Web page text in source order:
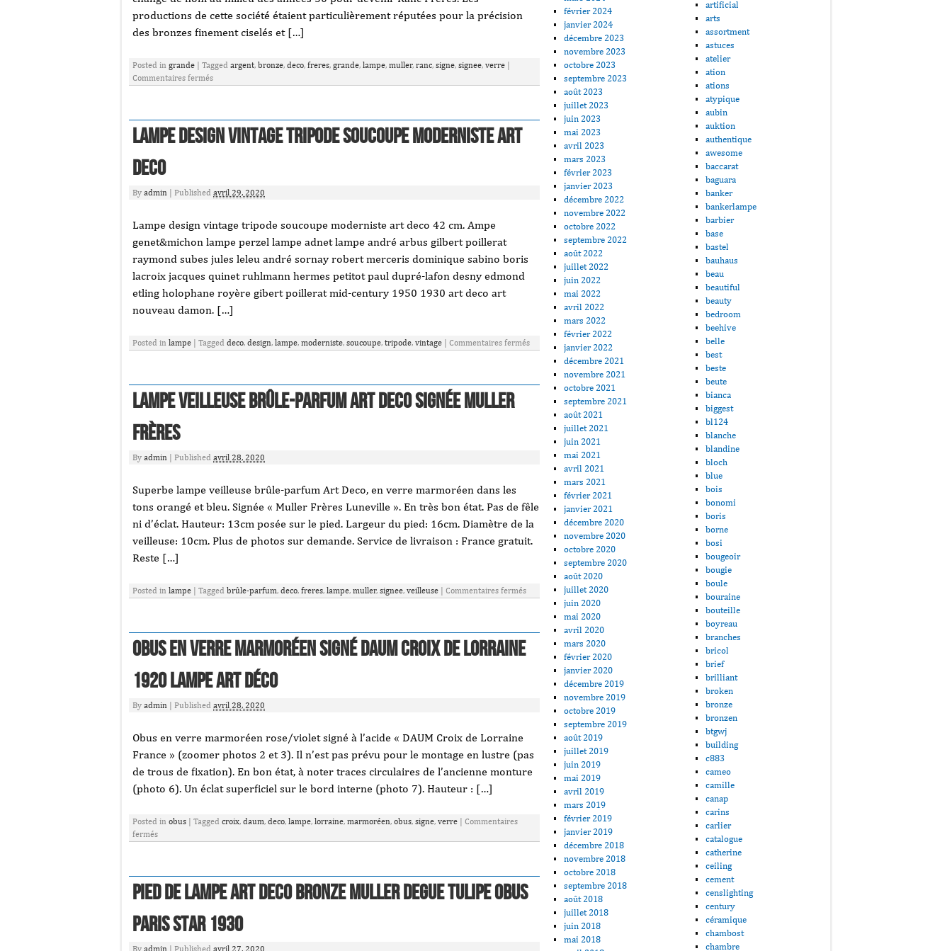
productions de cette société étaient particulièrement réputées pour la précision
des bronzes finement ciselés et […]
Posted in grande Tagged argent, bronze, deco, freres, grande, lampe, muller, ranc, signe, signee, verre
Commentaires fermés
Lampe design vintage tripode soucoupe moderniste art
deco
By admin Published avril 29, 2020
Lampe design vintage tripode soucoupe moderniste art deco 42 cm. Ampe
genet&michon lampe perzel lampe adnet lampe andré arbus gilbert poillerat
raymond subes jules leleu andré sornay robert merceris dominique sabino boris
lacroix jacques quinet ruhlmann hermes petitot paul dupré-lafon desny edmond
etling holophane royère gibert poillerat mid-century 1950 1930 art deco art
nouveau damon. […]
Posted in lampe Tagged deco, design, lampe, moderniste, soucoupe, tripode, vintage Commentaires fermés
Lampe veilleuse brûle-parfum Art Deco signée Muller
Frères
By admin Published avril 28, 2020
Superbe lampe veilleuse brûle-parfum Art Deco, en verre marmoréen dans les
tons orangé et bleu. Signée « Muller Frères Luneville ». En très bon état. Pas de fêle
ni d’éclat. Hauteur: 13cm posée sur le pied. Largeur du pied: 16cm. Diamètre de la
veilleuse: 10cm. Plus de photos sur demande. Service de livraison : France gratuit.
Reste […]
Posted in lampe Tagged brûle-parfum, deco, freres, lampe, muller, signee, veilleuse Commentaires fermés
Obus en verre marmoréen signé DAUM Croix de Lorraine
1920 lampe Art Déco
By admin Published avril 28, 2020
Obus en verre marmoréen rose/violet signé à l’acide « DAUM Croix de Lorraine
France » (zoomer photos 2 et 3). Il n’est pas prévu pour le montage en lustre (pas
de trous de fixation). En bon état, à noter traces circulaires de l’ancienne monture
(photo 6). Un éclat superficiel sur le bord interne (photo 7). Hauteur : […]
Posted in obus Tagged croix, daum, deco, lampe, lorraine, marmoréen, obus, signe, verre
Commentaires
fermés
Pied De Lampe Art Deco Bronze Muller Degue Tulipe Obus
Paris Star 1930
By admin Published avril 27, 2020
février 2024
janvier 2024
décembre 2023
novembre 2023
octobre 2023
septembre 2023
août 2023
juillet 2023
juin 2023
mai 2023
avril 2023
mars 2023
février 2023
janvier 2023
décembre 2022
novembre 2022
octobre 2022
septembre 2022
août 2022
juillet 2022
juin 2022
mai 2022
avril 2022
mars 2022
février 2022
janvier 2022
décembre 2021
novembre 2021
octobre 2021
septembre 2021
août 2021
juillet 2021
juin 2021
mai 2021
avril 2021
mars 2021
février 2021
janvier 2021
décembre 2020
novembre 2020
octobre 2020
septembre 2020
août 2020
juillet 2020
juin 2020
mai 2020
avril 2020
mars 2020
février 2020
janvier 2020
décembre 2019
novembre 2019
octobre 2019
septembre 2019
août 2019
juillet 2019
juin 2019
mai 2019
avril 2019
mars 2019
février 2019
janvier 2019
décembre 2018
novembre 2018
octobre 2018
septembre 2018
août 2018
juillet 2018
juin 2018
mai 2018
artificial
arts
assortment
astuces
atelier
ation
ations
atypique
aubin
auktion
authentique
awesome
baccarat
baguara
banker
bankerlampe
barbier
base
bastel
bauhaus
beau
beautiful
beauty
bedroom
beehive
belle
best
beste
beute
bianca
biggest
bl124
blanche
blandine
bloch
blue
bois
bonomi
boris
borne
bosi
bougeoir
bougie
boule
bouraine
bouteille
boyreau
branches
bricol
brief
brilliant
broken
bronze
bronzen
btgwj
building
c883
cameo
camille
canap
carins
carlier
catalogue
catherine
ceiling
cement
censlighting
century
céramique
chambost
chambre